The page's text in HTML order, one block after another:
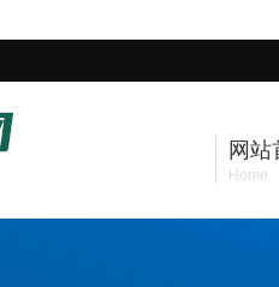
网站
Home